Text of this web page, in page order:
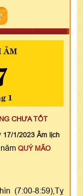
ÂM
1
CHƯA TỐT
17/1/2023 Âm lịch
, năm QUÝ MÃO
(7:00-8:59),Tỵ